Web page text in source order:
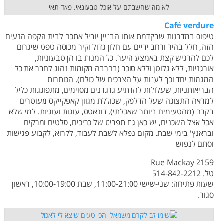
לא מה שחשבתם על אוכל טבעונאי. פאד תאי
Café verdure
טיפוס במדרגות שבקדמת אותו הבניין יוביל אתכם לבית הקפה הנעים
הזה, חלל בהיר ורחב ידיים עם חלון גדול וקיר מכוסה טפט שיגרום
לכם להרגיש קצת באמצע היער. כל המנות בו הן טבעוניות,
אורגניות, ללא גלוטן וללא סוכר (בהרבה מקומות נהוג לחבר את כל
המגמות יחד וכך לענות על הצרכים של כולם). הכותרות
הבריאותניות, שעלולות להרתיע גרגרנים מסוימים, מתפוגגות כליל
למראה התצוגה שעל הדלפק, שכוללת מגוון קאפקייקס מעוטרים
בקרם (מהטעימים ביותר שאכלתי), דונאטס, עוגות ועוגיות. למי שלא
אכל אצל השכנים, יש כאן גם תפריט של כריכים, סלטים ומרקים
ובראנץ' בימי שבת. מקום נפלא לשבת לעבוד, לקרוא, לקבוע פגישות
וסתם לנפוש.
2159 Rue Mackay
טל. 514-842-2212
שעות פתיחה: שני-שישי 11:00-21:00, שבת 10:00-19:00, ראשון
סגור.